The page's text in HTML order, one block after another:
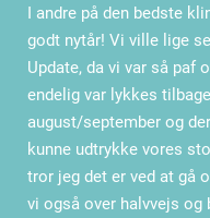
I andre på den bedste
godt nytår! Vi ville lige
Update, da vi var så paf
endelig var lykkes
august/september og
kunne udtrykke vores
tror jeg det er ved at gå
vi også over halvvejs og